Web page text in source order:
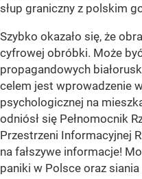
słup graniczny z polskim
Szybko okazało się, że
cyfrowej obróbki. Może
propagandowych
celem jest wprowadzenie
psychologicznej na
odniósł się Pełnomocnik
Przestrzeni Informacyjnej
na fałszywe informacje!
paniki w Polsce oraz siania